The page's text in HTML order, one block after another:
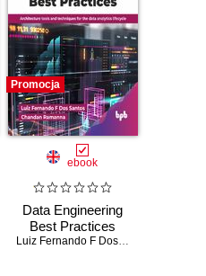
Ghosh Chowdhury
Promocja
ebook
Data Engineering
Best Practices
Luiz Fernando F Dos Santos